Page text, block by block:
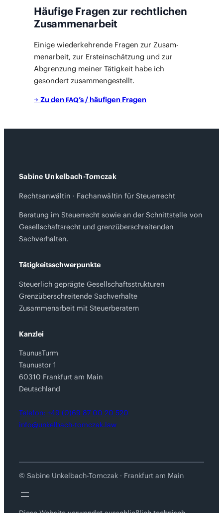
Häufige Fragen zur rechtlichen
Zusammenarbeit
Eini­ge wie­der­keh­ren­de Fra­gen zur Zusam­
men­ar­beit, zur Erst­ein­schät­zung und zur
Abgren­zung mei­ner Tätig­keit habe ich
geson­dert zusammengestellt.
→Zu den FAQ’s / häu­fi­gen Fragen
Sabine Unkelbach-Tomczak
Rechtsanwältin · Fachanwältin für Steuerrecht
Beratung im Steuerrecht sowie an der Schnittstelle von
Gesellschaftsrecht und grenzüberschreitenden
Sachverhalten.
Tätigkeitsschwerpunkte
Steuerlich geprägte Gesellschaftsstrukturen
Grenzüberschreitende Sachverhalte
Zusammenarbeit mit Steuerberatern
Kanzlei
TaunusTurm
Taunustor 1
60310 Frankfurt am Main
Deutschland
Telefon: +49 (0)69 87 00 20 520
info@unkelbach-tomczak.law
© Sabine Unkelbach-Tomczak · Frankfurt am Main